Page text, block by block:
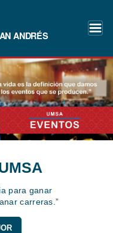
ANDRÉS
para ganar
carreras.”